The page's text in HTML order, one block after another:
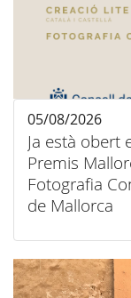
Ja està obert
Premis
Fotografia
de Mallorca
05/08/2026